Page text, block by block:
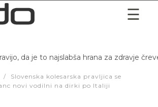
da je to najslabša hrana za zdravje
/
Slovenska kolesarska pravljica se
novi vodilni na dirki po Italiji